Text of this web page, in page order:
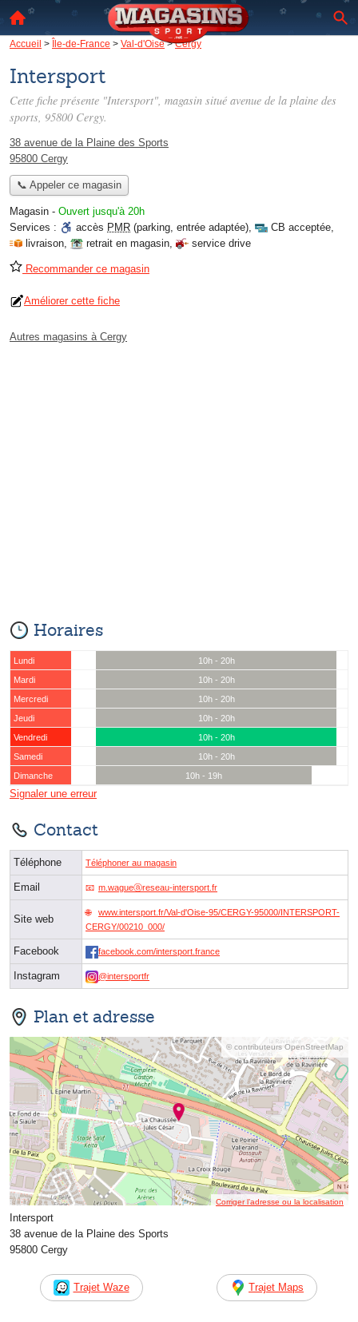
Accueil > Île-de-France > Val-d'Oise>Cergy
Intersport
Cette fiche présente "Intersport", magasin situé avenue de la plaine des
sports, 95800 Cergy.
38 avenue de la Plaine des Sports
95800 Cergy
📞 Appeler ce magasin
Magasin - Ouvert jusqu'à 20h
Services :
accès PMR (parking, entrée adaptée), CB acceptée,
livraison, retrait en magasin, service drive
Recommander ce magasin
Améliorer cette fiche
Autres magasins à Cergy
Horaires
Lundi
10h - 20h
Mardi
10h - 20h
Mercredi
10h - 20h
Jeudi
10h - 20h
Vendredi
10h - 20h
Samedi
10h - 20h
Dimanche
10h - 19h
Signaler une erreur
Contact
Téléphone Téléphoner au magasin
Email m.wagueⓐreseau-intersport.fr
Site web
www.intersport.fr/Val-d'Oise-95/CERGY-95000/INTERSPORT-
CERGY/00210_000/
Facebook facebook.com/intersport.france
Instagram @intersportfr
Plan et adresse
© contributeurs OpenStreetMap
Corriger l’adresse ou la localisation
Intersport
38 avenue de la Plaine des Sports
95800 Cergy
Trajet Waze Trajet Maps